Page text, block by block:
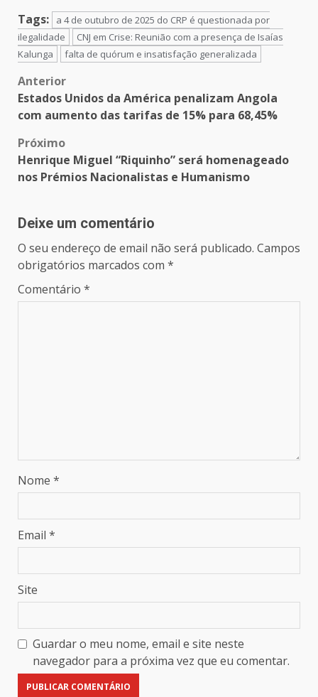
Tags:
a 4 de outubro de 2025 do CRP é questionada por
ilegalidade
CNJ em Crise: Reunião com a presença de Isaías
Kalunga
falta de quórum e insatisfação generalizada
Post
navigation
Anterior
Estados Unidos da América penalizam Angola
com aumento das tarifas de 15% para 68,45%
Próximo
Henrique Miguel “Riquinho” será homenageado
nos Prémios Nacionalistas e Humanismo
Deixe um comentário
O seu endereço de email não será publicado. Campos
obrigatórios marcados com *
Comentário *
Nome *
Email *
Site
Guardar o meu nome, email e site neste
navegador para a próxima vez que eu comentar.